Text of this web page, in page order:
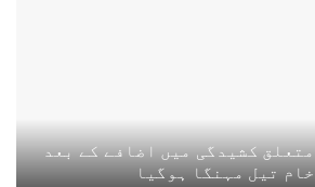
کشیدگی میں اضافے کے بعد
تیل مہنگا ہوگیا